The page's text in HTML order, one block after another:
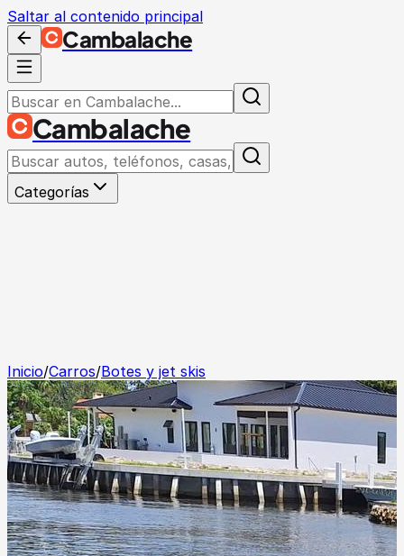
Saltar al contenido principal
Cambalache
Cambalache
Categorías
Inicio/Carros/Botes y jet skis